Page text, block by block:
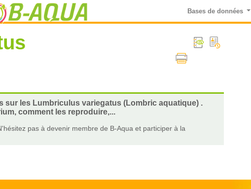
Bases de données
sur les Lumbriculus variegatus (Lombric aquatique) .
comment les reproduire,...
pas à devenir membre de B-Aqua et participer à la